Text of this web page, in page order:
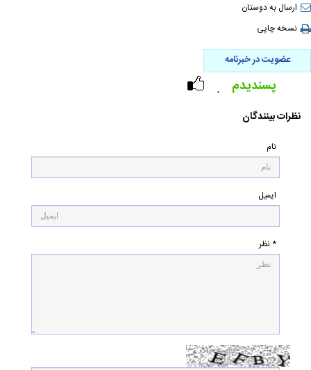
ارسال به دوستان
نسخه چاپی
عضویت در خبرنامه
۰ پسندیدم
نظرات بینندگان
نام
ایمیل
* نظر